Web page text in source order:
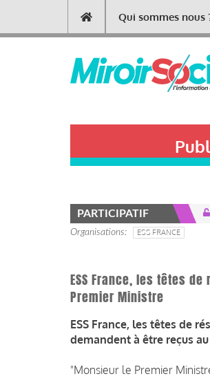
contenu
Main
navigation
Qui sommes nous
PARTICIPATIF
Organisations ESS FRANCE
ESS France, les têtes
Premier Ministre
ESS France, les têtes de
demandent à être reçus
"Monsieur le Premier